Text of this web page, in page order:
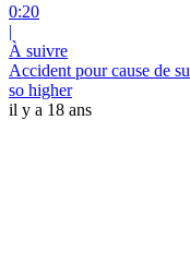
0:20
|
À suivre
Accident pour cause de
so higher
il y a 18 ans